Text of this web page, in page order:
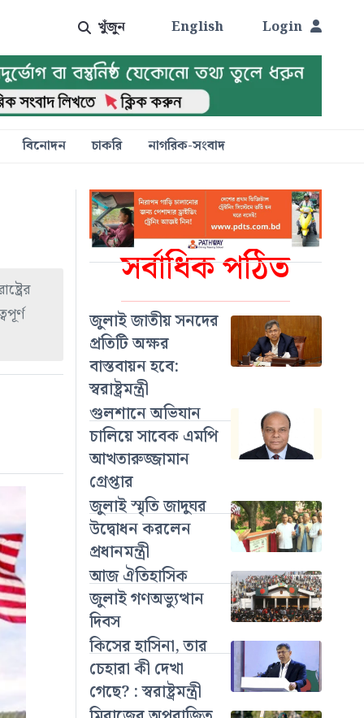
খুঁজুন English Login
বিনোদন চাকরি নাগরিক-সংবাদ
সর্বাধিক পঠিত
জুলাই জাতীয় সনদের
প্রতিটি অক্ষর
বাস্তবায়ন হবে:
স্বরাষ্ট্রমন্ত্রী
গুলশানে অভিযান
চালিয়ে সাবেক এমপি
আখতারুজ্জামান
গ্রেপ্তার
জুলাই স্মৃতি জাদুঘর
উদ্বোধন করলেন
প্রধানমন্ত্রী
আজ ঐতিহাসিক
জুলাই গণঅভ্যুত্থান
দিবস
কিসের হাসিনা, তার
চেহারা কী দেখা
গেছে? : স্বরাষ্ট্রমন্ত্রী